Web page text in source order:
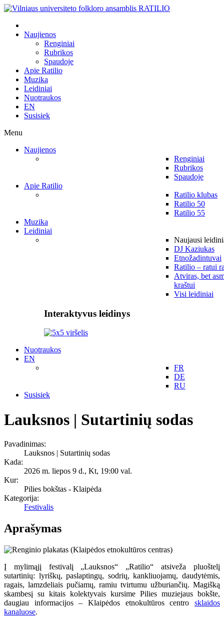
Naujienos
Renginiai
Rubrikos
Spaudoje
Apie Ratilio
Muzika
Leidiniai
Nuotraukos
EN
Susisiek
Menu
Naujienos
Renginiai
Rubrikos
Spaudoje
Apie Ratilio
Ratilio klubas
Ratilio 50
Ratilio 55
Muzika
Leidiniai
Naujausi
DJ Kaziukas
Etnožadintuvai
Ratilio – ratui
Atviras, bet
kraštui
Visi leidiniai
Interaktyvus leidinys
Nuotraukos
EN
FR
DE
RU
Susisiek
Lauksnos | Sutartinių sodas
Pavadinimas:
Lauksnos | Sutartinių sodas
Kada:
2026 m. liepos 9 d., Kt, 19:00 val.
Kur:
Pilies bokštas - Klaipėda
Kategorija:
Festivalis
Aprašymas
Į mylimąjį festivalį „Lauksnos“ „Ratilio“ atsiveža pluoštelį
sutartinių: lyriškų, paslaptingų, sodrių, kankliuojamų, daudytėmis,
ragais, lamzdeliais pučiamų, ramiu tvirtumu užburiančių. Magišką
skambesį su kitais kolektyvais kursime Pilies muziejaus bokšte,
daugiau informacijos – Klaipėdos etnokultūros centro sklaidos
kanaluose.